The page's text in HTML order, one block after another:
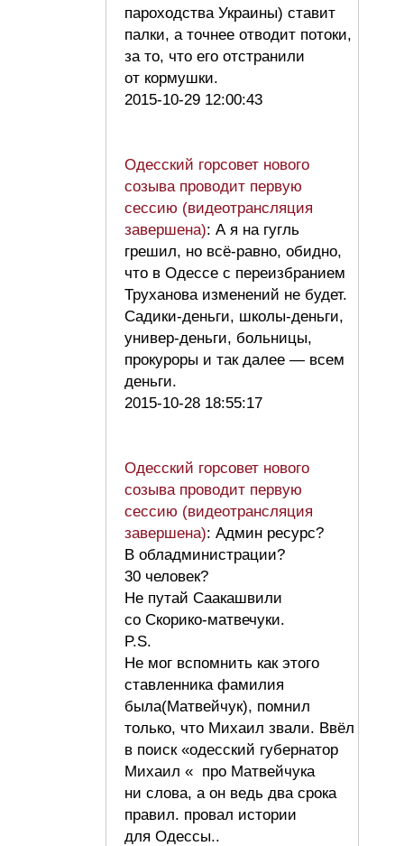
пароходства Украины) ставит
палки, а точнее отводит потоки,
за то, что его отстранили
от кормушки.
2015-10-29 12:00:43
Одесский горсовет нового
созыва проводит первую
сессию (видеотрансляция
завершена): А я на гугль
грешил, но всё-равно, обидно,
что в Одессе с переизбранием
Труханова изменений не будет.
Садики-деньги, школы-деньги,
универ-деньги, больницы,
прокуроры и так далее — всем
деньги.
2015-10-28 18:55:17
Одесский горсовет нового
созыва проводит первую
сессию (видеотрансляция
завершена): Админ ресурс?
В обладминистрации?
30 человек?
Не путай Саакашвили
со Скорико-матвечуки.
P.S.
Не мог вспомнить как этого
ставленника фамилия
была(Матвейчук), помнил
только, что Михаил звали. Ввёл
в поиск «одесский губернатор
Михаил « про Матвейчука
ни слова, а он ведь два срока
правил. провал истории
для Одессы..